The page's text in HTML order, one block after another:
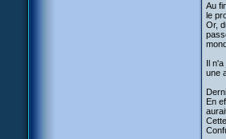
Au
le
Or,
Il
une
En